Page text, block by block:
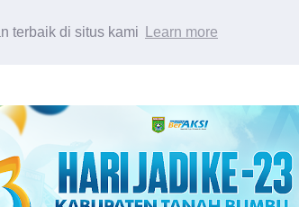
terbaik di situs kami Learn more